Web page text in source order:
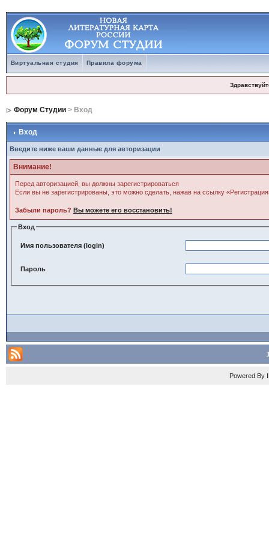
Виртуальная студия Правила форума
Форум Студии> Вход
Вход
Введите ниже ваши данные для авторизации
Внимание!
Перед авторизацией, вы должны зарегистрироваться
Если вы не зарегистрированы, это можно сделать, нажав на ссылку
Забыли пароль? Вы можете его восстановить!
Вход
Имя пользователя (login)
Пароль
Powered By